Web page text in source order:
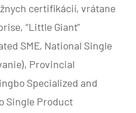
certifikácií, vrátane
“Little Giant”
SME, National Single
Provincial
Specialized and
Single Product